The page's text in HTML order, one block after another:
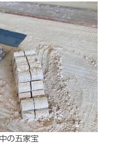
の五家宝